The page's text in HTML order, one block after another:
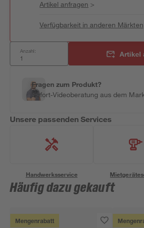
Artikel anfragen >
Verfügbarkeit in anderen Märkten
Anzahl: Artikel
Fragen zum Produkt?
Sofort-Videoberatung aus dem
Unsere passenden Services
Handwerksservice
Häufig dazu gekauft
Mengenrabatt